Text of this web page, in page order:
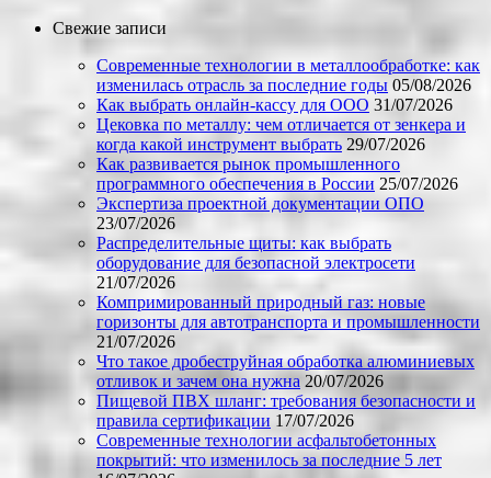
Свежие записи
Современные технологии в металлообработке: как
изменилась отрасль за последние годы 05/08/2026
Как выбрать онлайн-кассу для ООО 31/07/2026
Цековка по металлу: чем отличается от зенкера и
когда какой инструмент выбрать 29/07/2026
Как развивается рынок промышленного
программного обеспечения в России 25/07/2026
Экспертиза проектной документации ОПО
23/07/2026
Распределительные щиты: как выбрать
оборудование для безопасной электросети
21/07/2026
Компримированный природный газ: новые
горизонты для автотранспорта и промышленности
21/07/2026
Что такое дробеструйная обработка алюминиевых
отливок и зачем она нужна 20/07/2026
Пищевой ПВХ шланг: требования безопасности и
правила сертификации 17/07/2026
Современные технологии асфальтобетонных
покрытий: что изменилось за последние 5 лет